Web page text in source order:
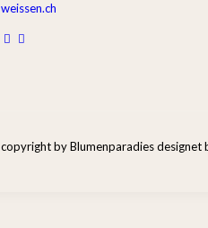
weissen.ch
copyright by Blumenparadies designet